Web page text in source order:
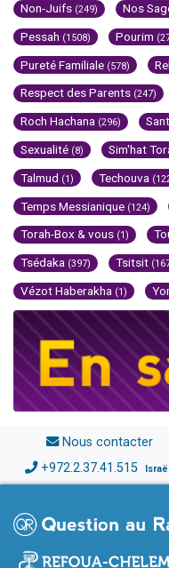
Non-Juifs (249) Nos
Pessah (1508) Pourim
Pureté Familiale (578)
Respect des Parents (247)
Roch Hachana (296)
Sexualité (8) Sim'hat
Talmud (1) Techouva
Temps Messianique (124)
Torah-Box & vous (1)
Tsédaka (397) Tsitsit
Vézot Haberakha (1)
Nous contacter
+972.2.37.41.515